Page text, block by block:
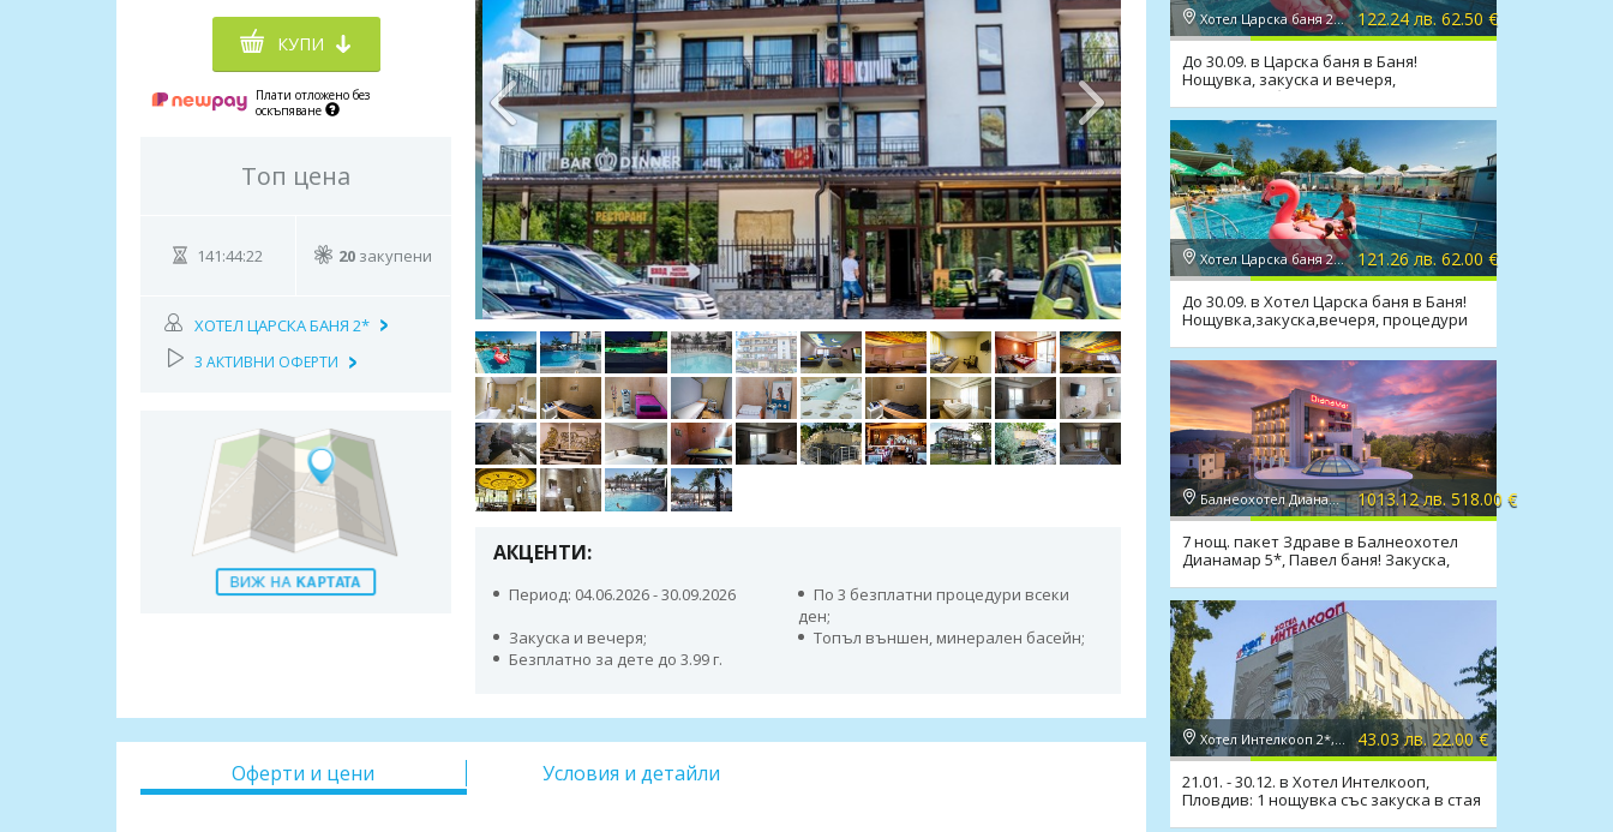
АКЦЕНТИ:
Период: 04.06.2026 - 30.09.2026
По 3 безплатни процедури всеки
ден;
Закуска и вечеря;
Топъл външен, минерален басейн;
Безплатно за дете до 3.99 г.
КУПИ
Плати отложено без
оскъпяване
Топ цена
141:44:21 20 закупени
ХОТЕЛ ЦАРСКА БАНЯ 2*
3 АКТИВНИ ОФЕРТИ
Оферти и цени Условия и детайли
Хотел Царска баня 2*, Баня 122.24 лв. 62.50 €
До 30.09. в Царска баня в Баня!
Нощувка, закуска и вечеря,
минерален басейн, джакузи, спа
Хотел Царска баня 2*, Баня 121.26 лв. 62.00 €
До 30.09. в Хотел Царска баня в Баня!
Нощувка,закуска,вечеря, процедури
Балнеохотел Дианамар 5*, Павел баня 1013.12 лв. 518.00 €
7 нощ. пакет Здраве в Балнеохотел
Дианамар 5*, Павел баня! Закуска,
Хотел Интелкооп 2*, Пловдив 43.03 лв. 22.00 €
21.01. - 30.12. в Хотел Интелкооп,
Пловдив: 1 нощувка със закуска в стая